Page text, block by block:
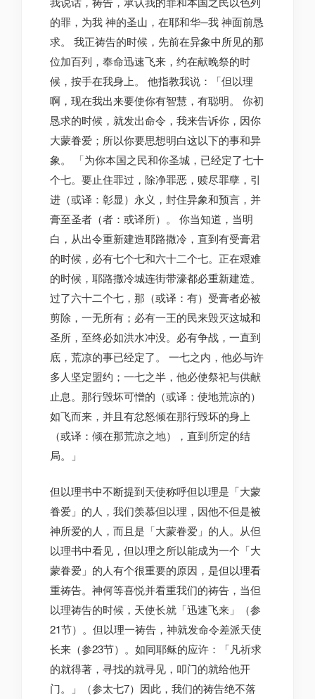
的罪，为我 神的圣山，在耶和华─我 神面前恳
求。 我正祷告的时候，先前在异象中所见的那
位加百列，奉命迅速飞来，约在献晚祭的时
候，按手在我身上。 他指教我说：「但以理
啊，现在我出来要使你有智慧，有聪明。 你初
恳求的时候，就发出命令，我来告诉你，因你
大蒙眷爱；所以你要思想明白这以下的事和异
象。 「为你本国之民和你圣城，已经定了七十
个七。要止住罪过，除净罪恶，赎尽罪孽，引
进（或译：彰显）永义，封住异象和预言，并
膏至圣者（者：或译所）。 你当知道，当明
白，从出令重新建造耶路撒冷，直到有受膏君
的时候，必有七个七和六十二个七。正在艰难
的时候，耶路撒冷城连街带濠都必重新建造。
过了六十二个七，那（或译：有）受膏者必被
剪除，一无所有；必有一王的民来毁灭这城和
圣所，至终必如洪水冲没。必有争战，一直到
底，荒凉的事已经定了。 一七之内，他必与许
多人坚定盟约；一七之半，他必使祭祀与供献
止息。那行毁坏可憎的（或译：使地荒凉的）
如飞而来，并且有忿怒倾在那行毁坏的身上
（或译：倾在那荒凉之地），直到所定的结
局。」
但以理书中不断提到天使称呼但以理是「大蒙
眷爱」的人，我们羡慕但以理，因他不但是被
神所爱的人，而且是「大蒙眷爱」的人。从但
以理书中看见，但以理之所以能成为一个「大
蒙眷爱」的人有个很重要的原因，是但以理看
重祷告。神何等喜悦并看重我们的祷告，当但
以理祷告的时候，天使长就「迅速飞来」（参
21节）。但以理一祷告，神就发命令差派天使
长来（参23节）。如同耶稣的应许：「凡祈求
的就得著，寻找的就寻见，叩门的就给他开
门。」（参太七7）因此，我们的祷告绝不落